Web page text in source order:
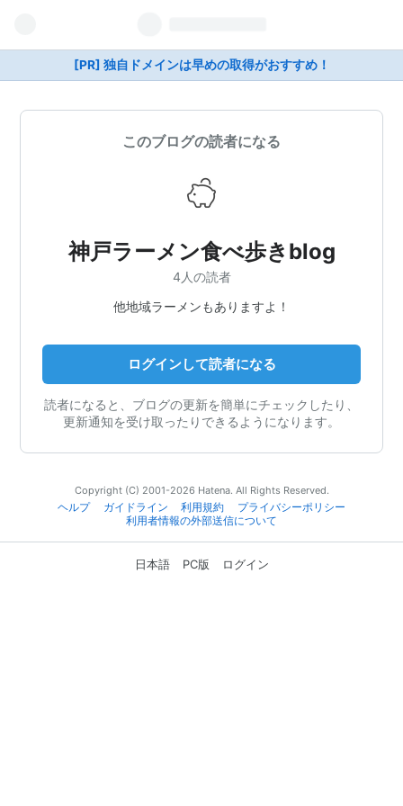
[PR] 独自ドメインは早めの取得がおすすめ！
このブログの読者になる
神戸ラーメン食べ歩きblog
4人の読者
他地域ラーメンもありますよ！
ログインして読者になる
読者になると、ブログの更新を簡単にチェックしたり、
更新通知を受け取ったりできるようになります。
Copyright (C) 2001-2026 Hatena. All Rights Reserved.
ヘルプ
ガイドライン 利用規約
プライバシーポリシー
利用者情報の外部送信について
日本語 PC版 ログイン